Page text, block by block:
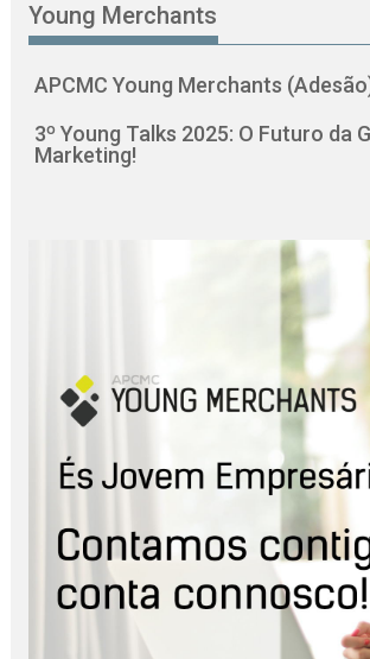
Young Merchants
APCMC Young Merchants
3º Young Talks 2025: O Futuro da
Marketing!